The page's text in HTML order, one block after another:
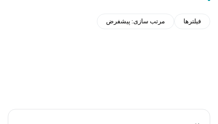
فیلترها مرتب سازی: پیشفرض